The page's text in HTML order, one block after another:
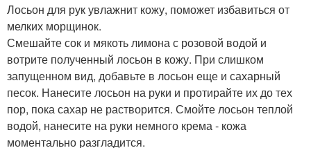
Лосьон для рук увлажнит кожу, поможет избавиться от
мелких морщинок.
Смешайте сок и мякоть лимона с розовой водой и
вотрите полученный лосьон в кожу. При слишком
запущенном вид, добавьте в лосьон еще и сахарный
песок. Нанесите лосьон на руки и протирайте их до тех
пор, пока сахар не растворится. Смойте лосьон теплой
водой, нанесите на руки немного крема - кожа
моментально разгладится.